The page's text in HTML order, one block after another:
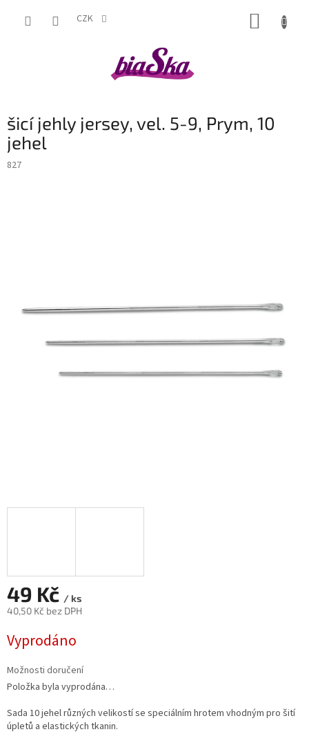
CZK
šicí jehly jersey, vel. 5-9, Prym, 10
jehel
827
49 Kč / ks
40,50 Kč bez DPH
cena:
Vyprodáno
Možnosti doručení
Položka byla vyprodána…
Sada 10 jehel různých velikostí se speciálním hrotem vhodným pro šití
úpletů a elastických tkanin.